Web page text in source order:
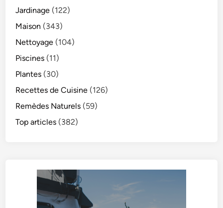
Jardinage (122)
Maison (343)
Nettoyage (104)
Piscines (11)
Plantes (30)
Recettes de Cuisine (126)
Remèdes Naturels (59)
Top articles (382)